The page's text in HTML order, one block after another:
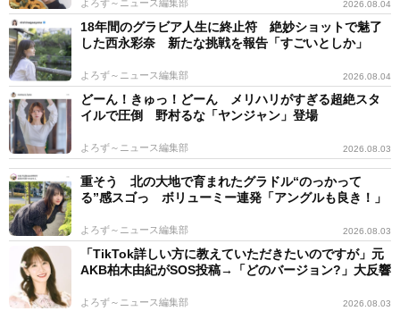
よろず～ニュース編集部 2026.08.04
18年間のグラビア人生に終止符 絶妙ショットで魅了
した西永彩奈 新たな挑戦を報告「すごいとしか」
よろず～ニュース編集部 2026.08.04
どーん！きゅっ！どーん メリハリがすぎる超絶スタ
イルで圧倒 野村るな「ヤンジャン」登場
よろず～ニュース編集部 2026.08.03
重そう 北の大地で育まれたグラドル“のっかって
る”感スゴっ ボリューミー連発「アングルも良き！」
よろず～ニュース編集部 2026.08.03
「TikTok詳しい方に教えていただきたいのですが」元
AKB柏木由紀がSOS投稿→「どのバージョン?」大反響
よろず～ニュース編集部 2026.08.03